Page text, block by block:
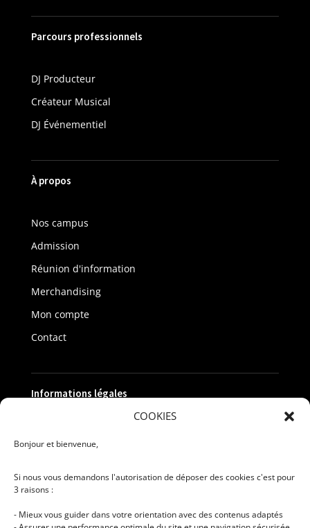
COOKIES
Bonjour et bienvenue,
Si nous vous demandons l'autorisation de déposer des cookies c'est pour
3 raisons :
- Mieux vous guider dans votre orientation avec des contenus adaptés
Parcours professionnels
DJ Producteur
Créateur Musical
DJ Événementiel
À propos
Nos campus
Admission
Réunion d'information
Merchandising
Mon compte
Contact
Informations légales
Recrutement